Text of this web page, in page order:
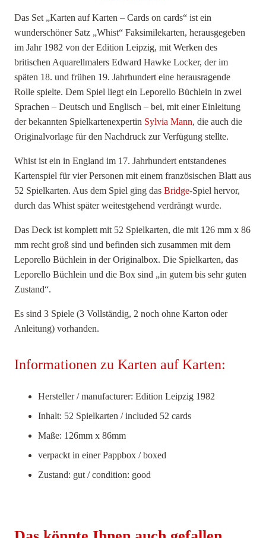
Das Set „Karten auf Karten – Cards on cards“ ist ein
wunderschöner Satz „Whist“ Faksimilekarten, herausgegeben
im Jahr 1982 von der Edition Leipzig, mit Werken des
britischen Aquarellmalers Edward Hawke Locker, der im
späten 18. und frühen 19. Jahrhundert eine herausragende
Rolle spielte. Dem Spiel liegt ein Leporello Büchlein in zwei
Sprachen – Deutsch und Englisch – bei, mit einer Einleitung
der bekannten Spielkartenexpertin Sylvia Mann, die auch die
Originalvorlage für den Nachdruck zur Verfügung stellte.
Whist ist ein in England im 17. Jahrhundert entstandenes
Kartenspiel für vier Personen mit einem französischen Blatt aus
52 Spielkarten. Aus dem Spiel ging das Bridge-Spiel hervor,
durch das Whist später weitestgehend verdrängt wurde.
Das Deck ist komplett mit 52 Spielkarten, die mit 126 mm x 86
mm recht groß sind und befinden sich zusammen mit dem
Leporello Büchlein in der Originalbox. Die Spielkarten, das
Leporello Büchlein und die Box sind „in gutem bis sehr guten
Zustand“.
Es sind 3 Spiele (3 Vollständig, 2 noch ohne Karton oder
Anleitung) vorhanden.
Informationen zu Karten auf Karten:
Hersteller / manufacturer: Edition Leipzig 1982
Inhalt: 52 Spielkarten / included 52 cards
Maße: 126mm x 86mm
verpackt in einer Pappbox / boxed
Zustand: gut / condition: good